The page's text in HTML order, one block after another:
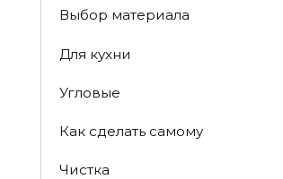
Выбор материала
Для кухни
Угловые
Как сделать самому
Чистка